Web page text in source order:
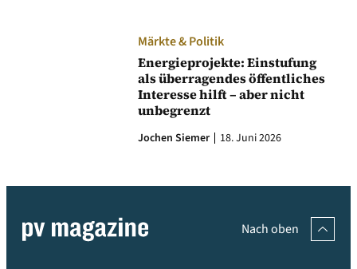
Märkte & Politik
Energieprojekte: Einstufung
als überragendes öffentliches
Interesse hilft – aber nicht
unbegrenzt
Jochen Siemer 18. Juni 2026
Nach oben